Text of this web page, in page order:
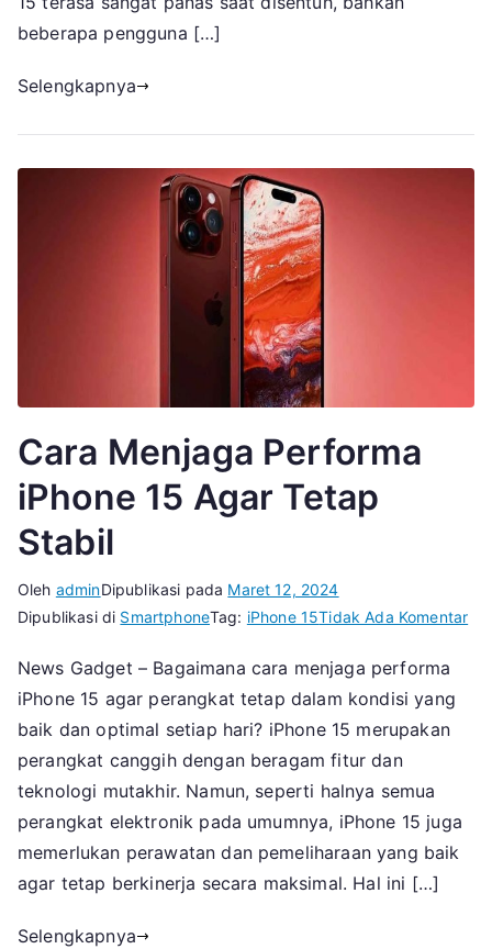
beberapa pengguna […]
Selengkapnya
Cara Menjaga Performa
iPhone 15 Agar Tetap
Stabil
Oleh adminDipublikasi pada Maret 12, 2024
Dipublikasi di SmartphoneTag: iPhone 15Tidak Ada Komentar
News Gadget – Bagaimana cara menjaga performa
iPhone 15 agar perangkat tetap dalam kondisi yang
baik dan optimal setiap hari? iPhone 15 merupakan
perangkat canggih dengan beragam fitur dan
teknologi mutakhir. Namun, seperti halnya semua
perangkat elektronik pada umumnya, iPhone 15 juga
memerlukan perawatan dan pemeliharaan yang baik
agar tetap berkinerja secara maksimal. Hal ini […]
Selengkapnya